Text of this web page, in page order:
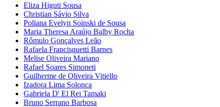
Eliza Higuti Sousa
Christian Sávio Silva
Poliana Evelyn Soinski de Sousa
Maria Theresa Araújo Balby Rocha
Rômulo Gonçalves Leão
Rafaela Francisquetti Barnes
Melise Oliveira Mariano
Rafael Soares Simoneti
Guilherme de Oliveira Vitiello
Izadora Lima Solonca
Gabriela D' El Rei Tamaki
Bruno Serrano Barbosa